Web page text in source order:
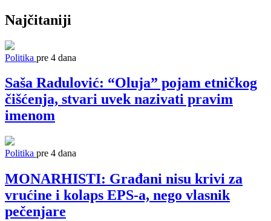
Najčitaniji
Politika pre 4 dana
Saša Radulović: “Oluja” pojam etničkog
čišćenja, stvari uvek nazivati pravim
imenom
Politika pre 4 dana
MONARHISTI: Građani nisu krivi za
vrućine i kolaps EPS-a, nego vlasnik
pečenjare